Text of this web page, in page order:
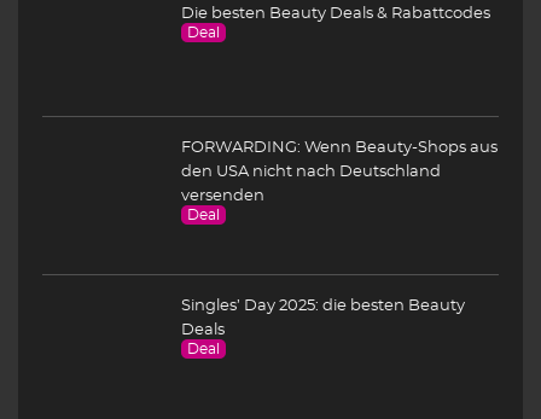
Die besten Beauty Deals & Rabattcodes
Deal
FORWARDING: Wenn Beauty-Shops aus
den USA nicht nach Deutschland
versenden
Deal
Singles’ Day 2025: die besten Beauty
Deals
Deal